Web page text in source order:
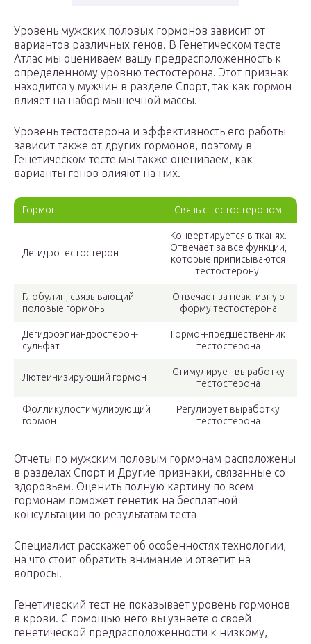
Уровень мужских половых гормонов зависит от
вариантов различных генов. В Генетическом тесте
Атлас мы оцениваем вашу предрасположенность к
определенному уровню тестостерона. Этот признак
находится у мужчин в разделе Спорт, так как гормон
влияет на набор мышечной массы.
Уровень тестостерона и эффективность его работы
зависит также от других гормонов, поэтому в
Генетическом тесте мы также оцениваем, как
варианты генов влияют на них.
Гормон Связь с тестостероном
Дегидротестостерон
Конвертируется в тканях.
Отвечает за все функции,
которые приписываются
тестостерону.
Глобулин, связывающий
половые гормоны
Отвечает за неактивную
форму тестостерона
Дегидроэпиандростерон-
сульфат
Гормон-предшественник
тестостерона
Лютеинизирующий гормон
Стимулирует выработку
тестостерона
Фолликулостимулирующий
гормон
Регулирует выработку
тестостерона
Отчеты по мужским половым гормонам расположены
в разделах Спорт и Другие признаки, связанные со
здоровьем. Оценить полную картину по всем
гормонам поможет генетик на бесплатной
консультации по результатам теста
Специалист расскажет об особенностях технологии,
на что стоит обратить внимание и ответит на
вопросы.
Генетический тест не показывает уровень гормонов
в крови. С помощью него вы узнаете о своей
генетической предрасположенности к низкому,